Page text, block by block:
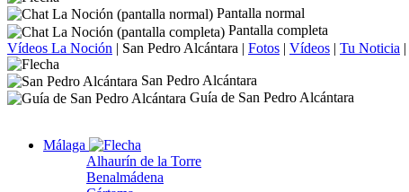
Pantalla normal
Pantalla completa
Vídeos La Noción | San Pedro Alcántara | Fotos | Vídeos | Tu Noticia |
San Pedro Alcántara
Guía de San Pedro Alcántara
Málaga
Alhaurín de la Torre
Benalmádena